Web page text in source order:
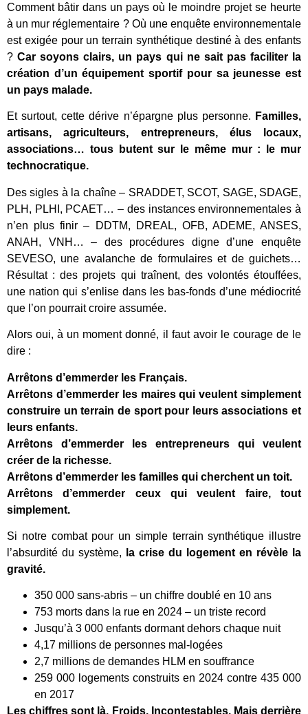
Comment bâtir dans un pays où le moindre projet se heurte
à un mur réglementaire ? Où une enquête environnementale
est exigée pour un terrain synthétique destiné à des enfants
?Car soyons clairs, un pays qui ne sait pas faciliter la
création d’un équipement sportif pour sa jeunesse est
un pays malade.
Et surtout, cette dérive n’épargne plus personne. Familles,
artisans, agriculteurs, entrepreneurs, élus locaux,
associations… tous butent sur le même mur : le mur
technocratique.
Des sigles à la chaîne – SRADDET, SCOT, SAGE, SDAGE,
PLH, PLHI, PCAET… – des instances environnementales à
n’en plus finir – DDTM, DREAL, OFB, ADEME, ANSES,
ANAH, VNH… – des procédures digne d’une enquête
SEVESO, une avalanche de formulaires et de guichets…
Résultat : des projets qui traînent, des volontés étouffées,
une nation qui s’enlise dans les bas-fonds d’une médiocrité
que l’on pourrait croire assumée.
Alors oui, à un moment donné, il faut avoir le courage de le
dire :
Arrêtons d’emmerder les Français.
Arrêtons d’emmerder les maires qui veulent simplement
construire un terrain de sport pour leurs associations et
leurs enfants.
Arrêtons d’emmerder les entrepreneurs qui veulent
créer de la richesse.
Arrêtons d’emmerder les familles qui cherchent un toit.
Arrêtons d’emmerder ceux qui veulent faire, tout
simplement.
Si notre combat pour un simple terrain synthétique illustre
l’absurdité du système,
la crise du logement en révèle la
gravité.
350 000 sans-abris – un chiffre doublé en 10 ans
753 morts dans la rue en 2024 – un triste record
Jusqu’à 3 000 enfants dormant dehors chaque nuit
4,17 millions de personnes mal-logées
2,7 millions de demandes HLM en souffrance
259 000 logements construits en 2024 contre 435 000
en 2017
Les chiffres sont là. Froids. Incontestables. Mais derrière